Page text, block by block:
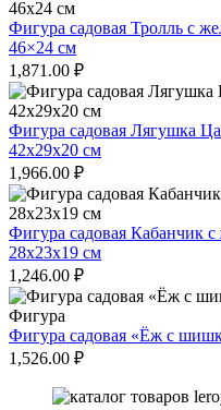
Фигура садовая Тролль с
46×24 см
1,871.00 ₽
Фигура садовая Лягушка
42х29х20 см
1,966.00 ₽
Фигура садовая Кабанчик
28х23х19 см
1,246.00 ₽
Фигура садовая «Ёж с
1,526.00 ₽